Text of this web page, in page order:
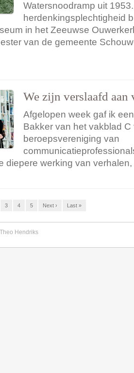
Watersnoodramp uit
herdenkingsplechtigheid
in het Zeeuwse
van de gemeente
We zijn verslaafd aan
Afgelopen week gaf ik
Bakker van het vakblad
beroepsvereniging van
diepere werking van
3 4 5 Next › Last »
Hendriks